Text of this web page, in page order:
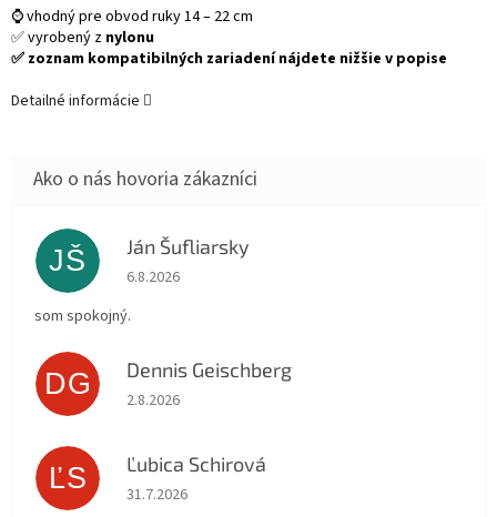
⌚ vhodný pre obvod ruky 14 – 22 cm
✅ vyrobený z nylonu
✅ zoznam kompatibilných zariadení nájdete nižšie v popise
Detailné informácie
JŠ Ján Šufliarsky
Hodnotenie obchodu je 5 z 5 hviezdičiek.
6.8.2026
som spokojný.
DG Dennis Geischberg
Hodnotenie obchodu je 5 z 5 hviezdičiek.
2.8.2026
ĽS Ľubica Schirová
Hodnotenie obchodu je 5 z 5 hviezdičiek.
31.7.2026